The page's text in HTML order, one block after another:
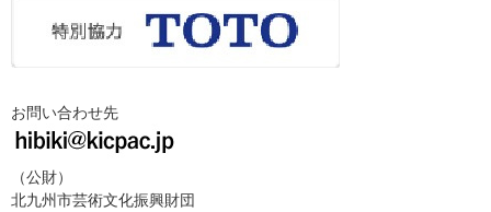
お問い合わせ先
（公財）
北九州市芸術文化振興財団